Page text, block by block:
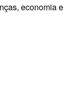
economia e